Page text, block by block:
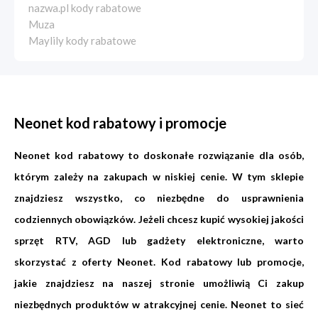
nazwa.pl kody rabatowe
Muza
Maylily kody rabatowe
Neonet kod rabatowy i promocje
Neonet kod rabatowy to doskonałe rozwiązanie dla osób,
którym zależy na zakupach w niskiej cenie. W tym sklepie
znajdziesz wszystko, co niezbędne do usprawnienia
codziennych obowiązków. Jeżeli chcesz kupić wysokiej jakości
sprzęt RTV, AGD lub gadżety elektroniczne, warto
skorzystać z oferty Neonet. Kod rabatowy lub promocje,
jakie znajdziesz na naszej stronie umożliwią Ci zakup
niezbędnych produktów w atrakcyjnej cenie. Neonet to sieć